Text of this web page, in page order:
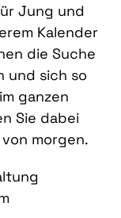
Jung und
Kalender
die Suche
und sich so
ganzen
Sie dabei
morgen.